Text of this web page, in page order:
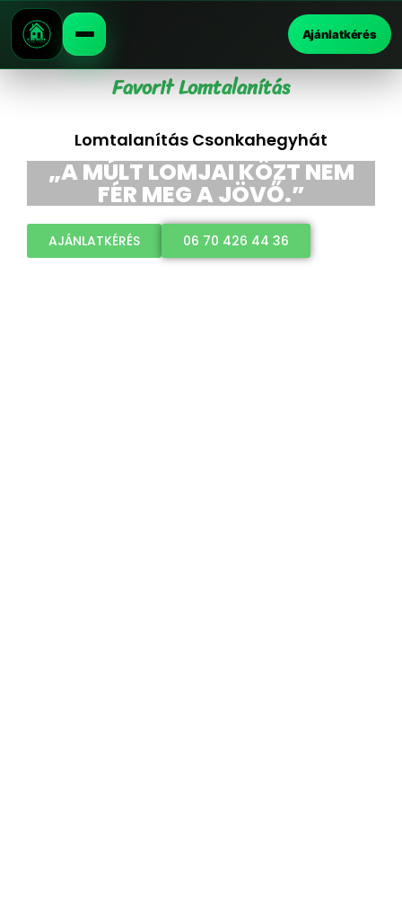
Ajánlatkérés
Favorit Lomtalanítás
Lomtalanítás Csonkahegyhát
„A MÚLT LOMJAI KÖZT NEM
FÉR MEG A JÖVŐ.”
AJÁNLATKÉRÉS 06 70 426 44 36